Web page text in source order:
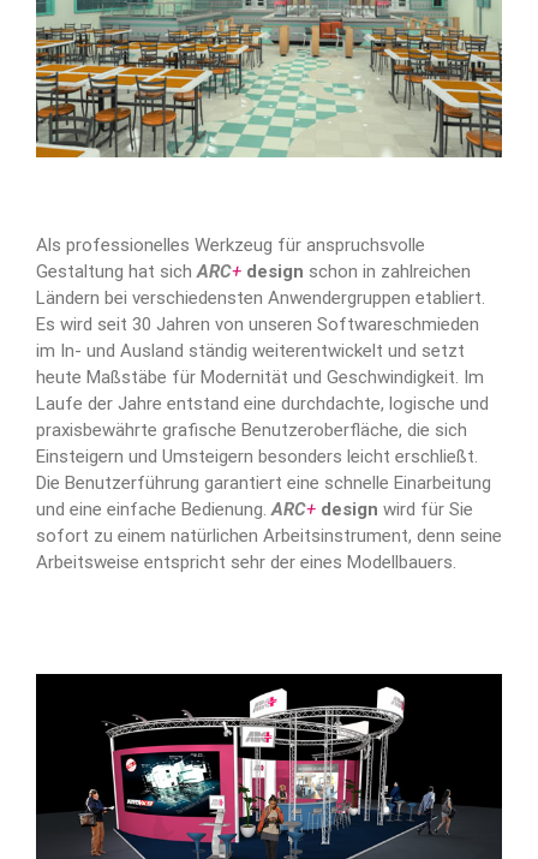
Als professionelles Werkzeug für anspruchsvolle
Gestaltung hat sichARC+ design schon in zahlreichen
Ländern bei verschiedensten Anwendergruppen etabliert.
Es wird seit 30 Jahren von unseren Softwareschmieden
im In- und Ausland ständig weiterentwickelt und setzt
heute Maßstäbe für Modernität und Geschwindigkeit. Im
Laufe der Jahre entstand eine durchdachte, logische und
praxisbewährte grafische Benutzeroberfläche, die sich
Einsteigern und Umsteigern besonders leicht erschließt.
Die Benutzerführung garantiert eine schnelle Einarbeitung
und eine einfache Bedienung.ARC+ design wird für Sie
sofort zu einem natürlichen Arbeitsinstrument, denn seine
Arbeitsweise entspricht sehr der eines Modellbauers.